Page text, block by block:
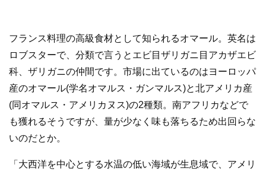
フランス料理の高級食材として知られるオマール。英名は
ロブスターで、分類で言うとエビ目ザリガニ目アカザエビ
科、ザリガニの仲間です。市場に出ているのはヨーロッパ
産のオマール(学名オマルス・ガンマルス)と北アメリカ産
(同オマルス・アメリカヌス)の2種類。南アフリカなどで
も獲れるそうですが、量が少なく味も落ちるため出回らな
いのだとか。
「大西洋を中心とする水温の低い海域が生息域で、アメリ